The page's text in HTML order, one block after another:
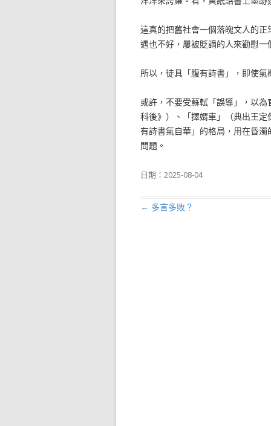
這真的把舊社會一個落魄文人的
遇也不好，屢被貶謫的人來勸慰一
所以，徒具「腹有詩書」，即使
或許，不要受蘇軾「誤導」，以
科後》）、「擇婿車」（典出王
有詩書氣自華」的格局，用在昏
問題。
日期： 2025-08-04
文章導航列
← 多言多敗？